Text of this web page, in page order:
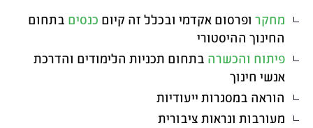
מחקר ופרסום אקדמי ובכלל זה קיום כנסים בתחום
החינוך ההיסטורי
פיתוח והכשרה בתחום תכניות הלימודים והדרכת
אנשי חינוך
הוראה במסגרות ייעודיות
מעורבות ונראות ציבורית